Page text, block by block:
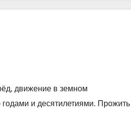
движение в земном
и десятилетиями. Прожить